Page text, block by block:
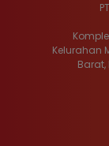
Kelurahan